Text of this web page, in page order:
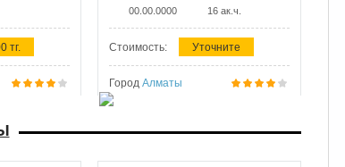
тг.
00.00.0000 16 ак.ч.
Стоимость: Уточните
Город Алматы